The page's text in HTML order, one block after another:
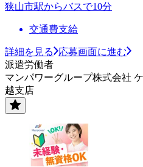
狭山市駅からバスで10分
交通費支給
詳細を見る
応募画面に進む
派遣労働者
マンパワーグループ株式会社
越支店